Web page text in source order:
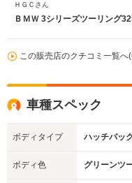
ＨＧＣさん
ＢＭＷ 3シリーズツーリング
この販売店のクチコミ一覧へ
車種スペック
ボディタイプ ハッチバッ
ボディ色 グリーンツ